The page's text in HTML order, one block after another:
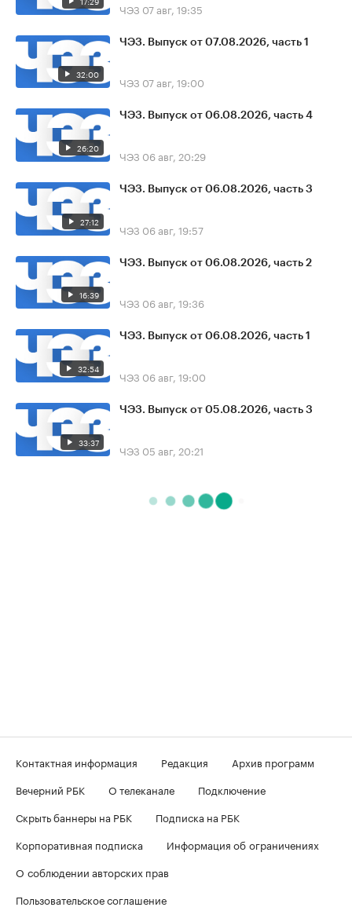
ЧЭЗ 07 авг, 19:35
32:00
ЧЭЗ. Выпуск от 07.08.2026, часть 1
ЧЭЗ 07 авг, 19:00
26:20
ЧЭЗ. Выпуск от 06.08.2026, часть 4
ЧЭЗ 06 авг, 20:29
27:12
ЧЭЗ. Выпуск от 06.08.2026, часть 3
ЧЭЗ 06 авг, 19:57
16:39
ЧЭЗ. Выпуск от 06.08.2026, часть 2
ЧЭЗ 06 авг, 19:36
32:54
ЧЭЗ. Выпуск от 06.08.2026, часть 1
ЧЭЗ 06 авг, 19:00
33:37
ЧЭЗ. Выпуск от 05.08.2026, часть 3
ЧЭЗ 05 авг, 20:21
Контактная информация Редакция
Архив программ
Вечерний РБК
О телеканале
Подключение
Скрыть баннеры на РБК
Подписка на РБК
Корпоративная подписка
Информация об ограничениях
О соблюдении авторских прав
Пользовательское соглашение